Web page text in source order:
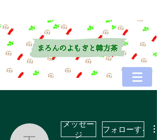
メッセー
ジ
フォローする